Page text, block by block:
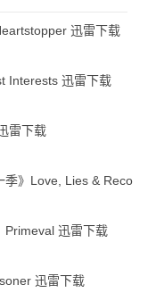
迅雷下载
Interests 迅雷下载
雷下载
季》Love, Lies & Reco
Primeval 迅雷下载
迅雷下载